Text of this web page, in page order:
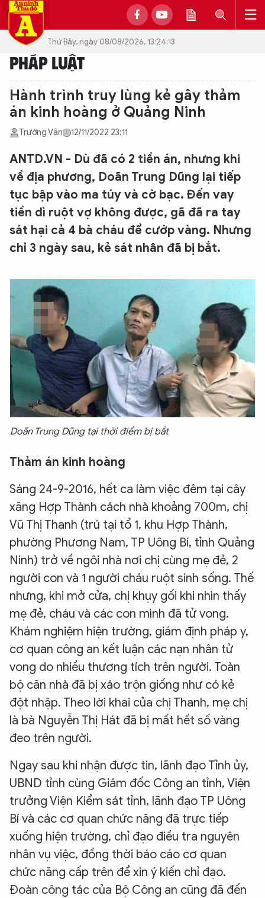
Thứ Bảy, ngày 08/08/2026, 13:24:13
PHÁP LUẬT
Hành trình truy lùng kẻ gây thảm
án kinh hoàng ở Quảng Ninh
Trường Văn 12/11/2022 23:11
ANTD.VN - Dù đã có 2 tiền án, nhưng khi
về địa phương, Doãn Trung Dũng lại tiếp
tục bập vào ma túy và cờ bạc. Đến vay
tiền dì ruột vợ không được, gã đã ra tay
sát hại cả 4 bà cháu để cướp vàng. Nhưng
chỉ 3 ngày sau, kẻ sát nhân đã bị bắt.
Doãn Trung Dũng tại thời điểm bị bắt
Thảm án kinh hoàng
Sáng 24-9-2016, hết ca làm việc đêm tại cây
xăng Hợp Thành cách nhà khoảng 700m, chị
Vũ Thị Thanh (trú tại tổ 1, khu Hợp Thành,
phường Phương Nam, TP Uông Bí, tỉnh Quảng
Ninh) trở về ngôi nhà nơi chị cùng mẹ đẻ, 2
người con và 1 người cháu ruột sinh sống. Thế
nhưng, khi mở cửa, chị khụy gối khi nhìn thấy
mẹ đẻ, cháu và các con mình đã tử vong.
Khám nghiệm hiện trường, giám định pháp y,
cơ quan công an kết luận các nạn nhân tử
vong do nhiều thương tích trên người. Toàn
bộ căn nhà đã bị xáo trộn giống như có kẻ
đột nhập. Theo lời khai của chị Thanh, mẹ chị
là bà Nguyễn Thị Hát đã bị mất hết số vàng
đeo trên người.
Ngay sau khi nhận được tin, lãnh đạo Tỉnh ủy,
UBND tỉnh cùng Giám đốc Công an tỉnh, Viện
trưởng Viện Kiểm sát tỉnh, lãnh đạo TP Uông
Bí và các cơ quan chức năng đã trực tiếp
xuống hiện trường, chỉ đạo điều tra nguyên
nhân vụ việc, đồng thời báo cáo cơ quan
chức năng cấp trên để xin ý kiến chỉ đạo.
Đoàn công tác của Bộ Công an cũng đã đến